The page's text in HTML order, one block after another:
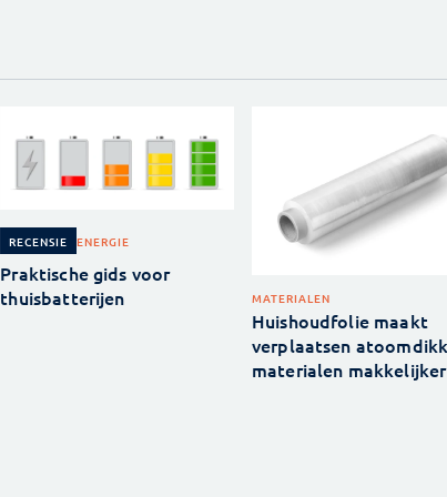
RECENSIE ENERGIE
Praktische gids voor
thuisbatterijen
MATERIALEN
Huishoudfolie maakt
verplaatsen
materialen makkelijker